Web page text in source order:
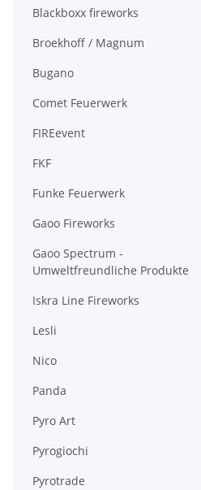
Blackboxx fireworks
Broekhoff / Magnum
Bugano
Comet Feuerwerk
FIREevent
FKF
Funke Feuerwerk
Gaoo Fireworks
Gaoo Spectrum -
Umweltfreundliche Produkte
Iskra Line Fireworks
Lesli
Nico
Panda
Pyro Art
Pyrogiochi
Pyrotrade